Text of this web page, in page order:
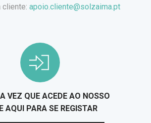
cliente: apoio.cliente@solzaima.pt
VEZ QUE ACEDE AO NOSSO
AQUI PARA SE REGISTAR